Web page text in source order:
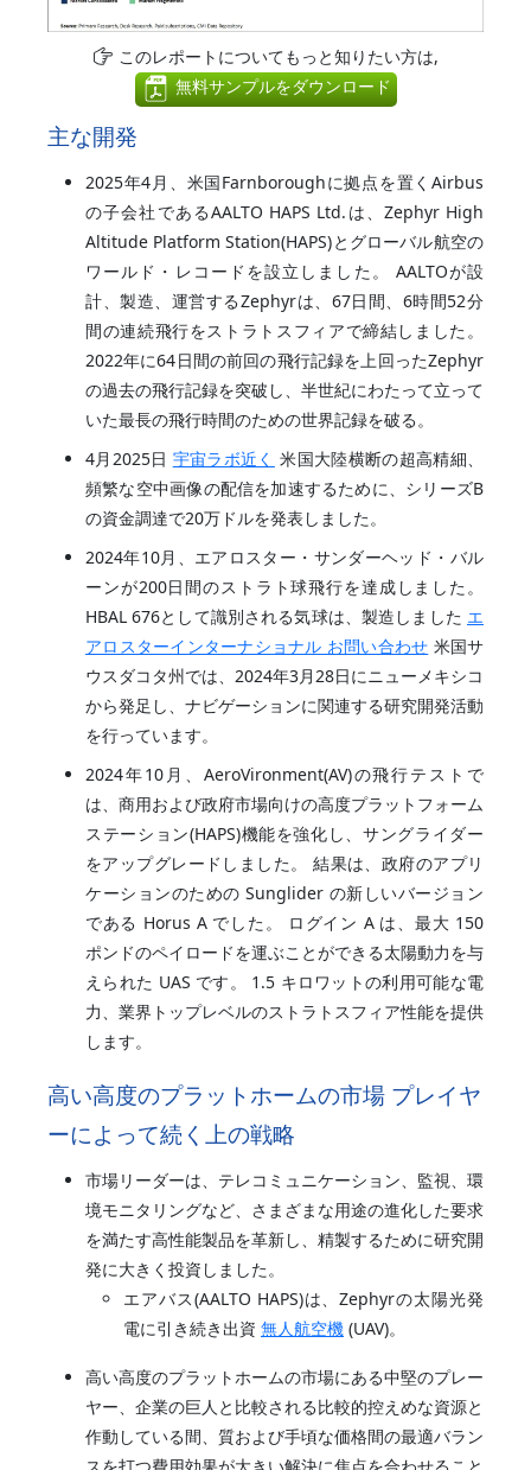
このレポートについてもっと知りたい方は,
無料サンプルをダウンロード
主な開発
2025年4月、米国Farnboroughに拠点を置くAirbus
の子会社であるAALTO HAPS Ltd.は、Zephyr High
Altitude Platform Station(HAPS)とグローバル航空の
ワールド・レコードを設立しました。 AALTOが設
計、製造、運営するZephyrは、67日間、6時間52分
間の連続飛行をストラトスフィアで締結しました。
2022年に64日間の前回の飛行記録を上回ったZephyr
の過去の飛行記録を突破し、半世紀にわたって立って
いた最長の飛行時間のための世界記録を破る。
4月2025日 宇宙ラボ近く 米国大陸横断の超高精細、
頻繁な空中画像の配信を加速するために、シリーズB
の資金調達で20万ドルを発表しました。
2024年10月、エアロスター・サンダーヘッド・バル
ーンが200日間のストラト球飛行を達成しました。
HBAL 676として識別される気球は、製造しました エ
アロスターインターナショナル お問い合わせ 米国サ
ウスダコタ州では、2024年3月28日にニューメキシコ
から発足し、ナビゲーションに関連する研究開発活動
を行っています。
2024年10月、AeroVironment(AV)の飛行テストで
は、商用および政府市場向けの高度プラットフォーム
ステーション(HAPS)機能を強化し、サングライダー
をアップグレードしました。 結果は、政府のアプリ
ケーションのための Sunglider の新しいバージョン
である Horus A でした。 ログイン A は、最大 150
ポンドのペイロードを運ぶことができる太陽動力を与
えられた UAS です。 1.5 キロワットの利用可能な電
力、業界トップレベルのストラトスフィア性能を提供
します。
高い高度のプラットホームの市場 プレイヤ
ーによって続く上の戦略
市場リーダーは、テレコミュニケーション、監視、環
境モニタリングなど、さまざまな用途の進化した要求
を満たす高性能製品を革新し、精製するために研究開
発に大きく投資しました。
エアバス(AALTO HAPS)は、Zephyrの太陽光発
電に引き続き出資 無人航空機 (UAV)。
高い高度のプラットホームの市場にある中堅のプレー
ヤー、企業の巨人と比較される比較的控えめな資源と
作動している間、質および手頃な価格間の最適バラン